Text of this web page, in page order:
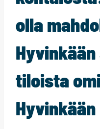
olla
tiloista